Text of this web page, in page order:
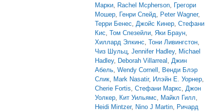
Марки, Rachel Mcpherson, Грегори
Мошер, Генри Спейд, Peter Wagner,
Терри Бенес, Джойс Кинер, Стефани
Кис, Том Спезейли, Яки Браун,
Хиллард Элкинс, Тони Ливингстон,
Чиз Шульц, Jennifer Hadley, Michael
Hadley, Deborah Villarreal , Джин
Абель, Wendy Cornell , Венди Блэр
Слик, Mark Nasatir, Илэйн Е. Уорнер,
Cherie Fortis, Стефани Маркс, Джон
Уолкер, Кит Уильямс, Майкл Гилл,
Heidi Mintzer, Nino J Martin, Ричард